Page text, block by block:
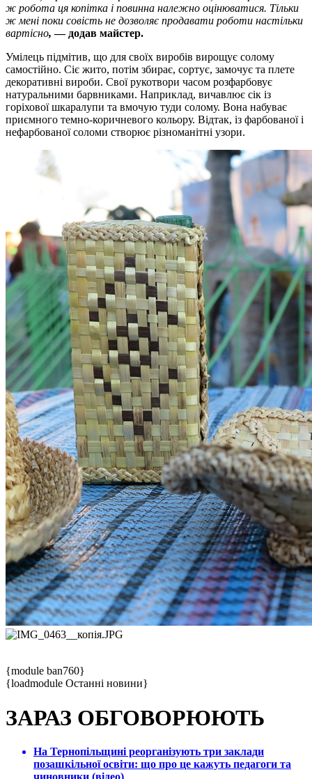
ж робота ця копітка і повинна належно оцінюватися. Тільки
ж мені поки совість не дозволяє продавати роботи настільки
вартісно, — додав майстер.
Умілець підмітив, що для своїх виробів вирощує солому
самостійно. Сіє жито, потім збирає, сортує, замочує та плете
декоративні вироби. Свої рукотвори часом розфарбовує
натуральними барвниками. Наприклад, вичавлює сік із
горіхової шкаралупи та вмочую туди солому. Вона набуває
приємного темно-коричневого кольору. Відтак, із фарбованої і
нефарбованої соломи створює різноманітні узори.
{module ban760}
{loadmodule Останні новини}
ЗАРАЗ ОБГОВОРЮЮТЬ
На Тернопільщині реорганізують три заклади
позашкільної освіти: що про це кажуть педагоги та